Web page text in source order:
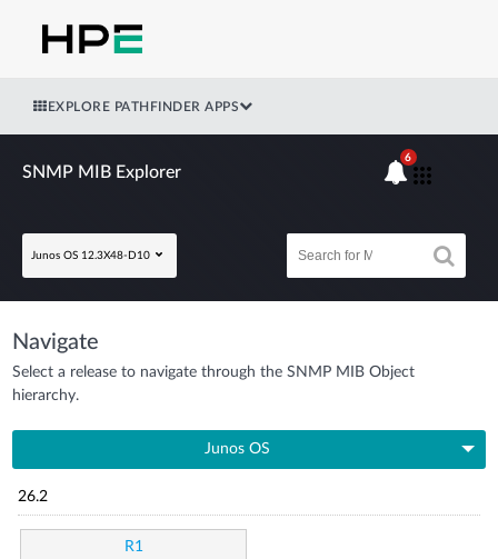
EXPLORE PATHFINDER APPS
SNMP MIB Explorer
Junos OS 12.3X48-D10
6
Navigate
Select a release to navigate through the SNMP MIB Object
hierarchy.
Junos OS
26.2
R1